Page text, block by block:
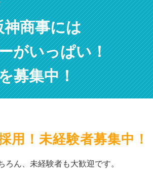
神商事には
がいっぱい！
募集中！
用！未経験者募集中！
ろん、未経験者も大歓迎です。